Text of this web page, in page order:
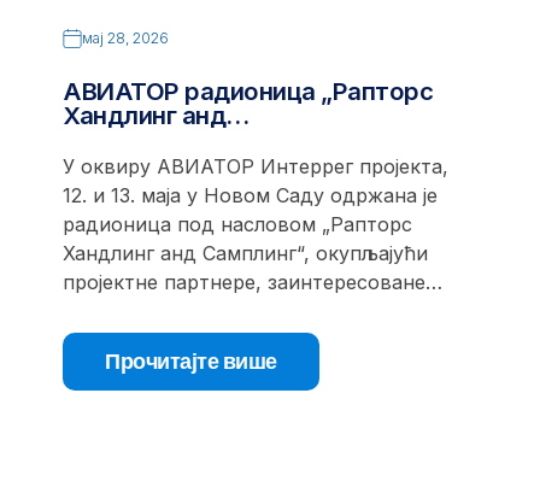
мај 28, 2026
АВИАТОР радионица „Рапторс
Хандлинг анд…
У оквиру АВИАТОР Интеррег пројекта,
12. и 13. маја у Новом Саду одржана је
радионица под насловом „Рапторс
Хандлинг анд Самплинг“, окупљајући
пројектне партнере, заинтересоване…
Прочитајте више